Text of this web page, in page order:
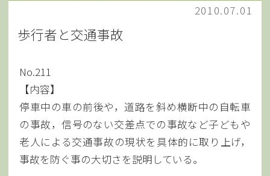
2010.07.01
歩行者と交通事故
No.211
【内容】
停車中の車の前後や，道路を斜め横断中の自転車
の事故，信号のない交差点での事故など子どもや
老人による交通事故の現状を具体的に取り上げ，
事故を防ぐ事の大切さを説明している。